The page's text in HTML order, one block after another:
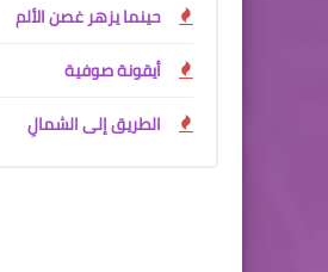
حينما يزهر غصن الألم
أيقونة صوفية
الطريق إلى الشمالِ